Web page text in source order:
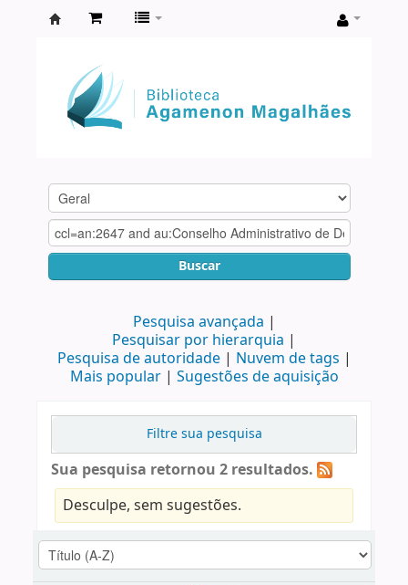
Agamenon
Magalhães
Buscar
Pesquisa avançada
Pesquisar por hierarquia
Pesquisa de autoridade
Nuvem de tags
Mais popular
Sugestões de aquisição
Filtre sua pesquisa
Sua pesquisa retornou 2 resultados.
Desculpe, sem sugestões.